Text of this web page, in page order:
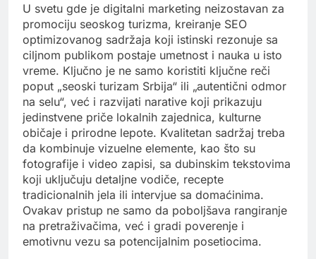
U svetu gde je digitalni marketing neizostavan za
promociju seoskog turizma, kreiranje SEO
optimizovanog sadržaja koji istinski rezonuje sa
ciljnom publikom postaje umetnost i nauka u isto
vreme. Ključno je ne samo koristiti ključne reči
poput „seoski turizam Srbija“ ili „autentični odmor
na selu“, već i razvijati narative koji prikazuju
jedinstvene priče lokalnih zajednica, kulturne
običaje i prirodne lepote. Kvalitetan sadržaj treba
da kombinuje vizuelne elemente, kao što su
fotografije i video zapisi, sa dubinskim tekstovima
koji uključuju detaljne vodiče, recepte
tradicionalnih jela ili intervjue sa domaćinima.
Ovakav pristup ne samo da poboljšava rangiranje
na pretraživačima, već i gradi poverenje i
emotivnu vezu sa potencijalnim posetiocima.